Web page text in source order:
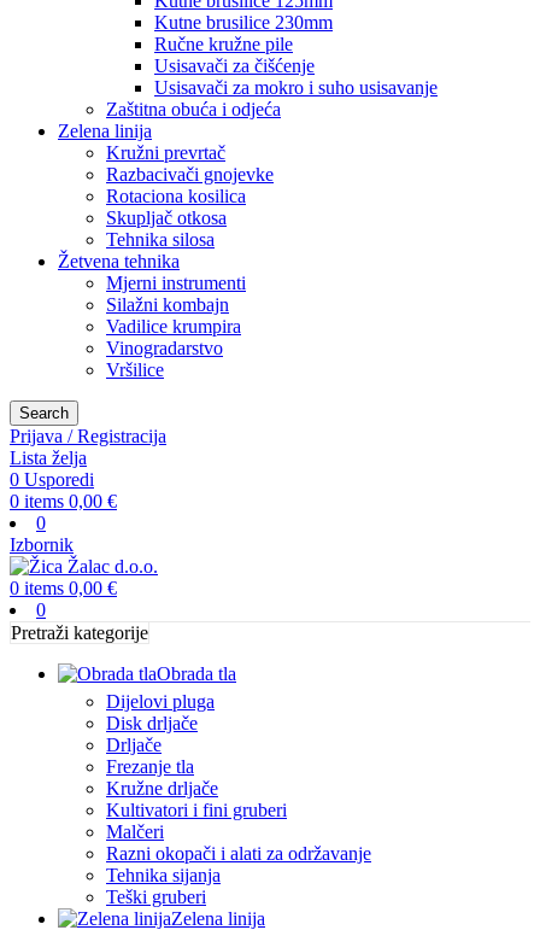
Kutne brusilice 230mm
Ručne kružne pile
Usisavači za čišćenje
Usisavači za mokro i suho usisavanje
Zaštitna obuća i odjeća
Zelena linija
Kružni prevrtač
Razbacivači gnojevke
Rotaciona kosilica
Skupljač otkosa
Tehnika silosa
Žetvena tehnika
Mjerni instrumenti
Silažni kombajn
Vadilice krumpira
Vinogradarstvo
Vršilice
Search
Prijava / Registracija
Lista želja
0 Usporedi
0 items 0,00 €
0
Izbornik
0 items 0,00 €
0
Pretraži kategorije
Obrada tla
Dijelovi pluga
Disk drljače
Drljače
Frezanje tla
Kružne drljače
Kultivatori i fini gruberi
Malčeri
Razni okopači i alati za održavanje
Tehnika sijanja
Teški gruberi
Zelena linija